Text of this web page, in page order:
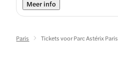
Meer info
Paris Tickets voor Parc Astérix Paris